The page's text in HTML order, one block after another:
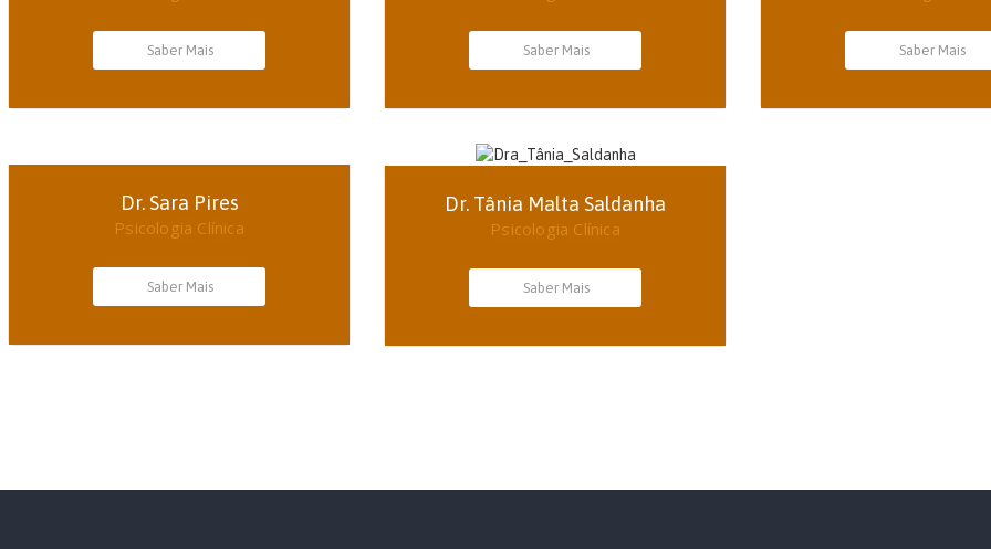
Saber Mais Saber Mais Saber Mais
Dr. Sara Pires
Psicologia Clínica
Saber Mais
Dr. Tânia Malta Saldanha
Psicologia Clínica
Saber Mais